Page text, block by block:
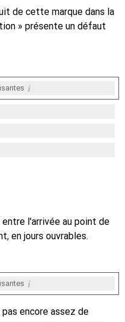
de cette marque dans la
» présente un défaut
i
l'arrivée au point de
en jours ouvrables.
i
pas encore assez de